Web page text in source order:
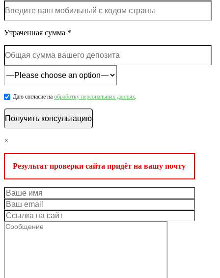
Утраченная сумма *
Даю согласие на обработку персональных данных.
×
Результат проверки сайта придёт на вашу почту